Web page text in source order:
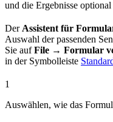
und die Ergebnisse
DerAssistent für
Auswahl der passenden
Sie aufFile → Formular
in der Symbolleiste
1
Auswählen, wie das